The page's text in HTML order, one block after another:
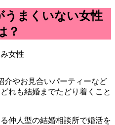
うまくいない女性
？
介やお見合いパーティーなど
れも結婚までたどり着くこと
仲人型の結婚相談所で婚活を